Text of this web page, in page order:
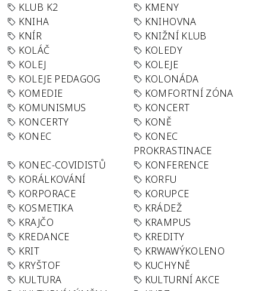
KLUB K2
KMENY
KNIHA
KNIHOVNA
KNÍR
KNIŽNÍ KLUB
KOLÁČ
KOLEDY
KOLEJ
KOLEJE
KOLEJE PEDAGOG
KOLONÁDA
KOMEDIE
KOMFORTNÍ ZÓNA
KOMUNISMUS
KONCERT
KONCERTY
KONĚ
KONEC
KONEC
PROKRASTINACE
KONEC-COVIDISTŮ
KONFERENCE
KORÁLKOVÁNÍ
KORFU
KORPORACE
KORUPCE
KOSMETIKA
KRÁDEŽ
KRAJČO
KRAMPUS
KREDANCE
KREDITY
KRIT
KRWAWÝKOLENO
KRYŠTOF
KUCHYNĚ
KULTURA
KULTURNÍ AKCE